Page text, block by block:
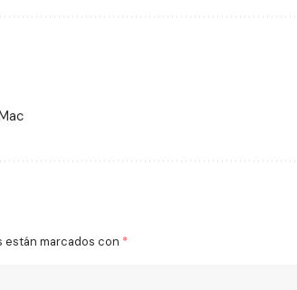
están marcados con *